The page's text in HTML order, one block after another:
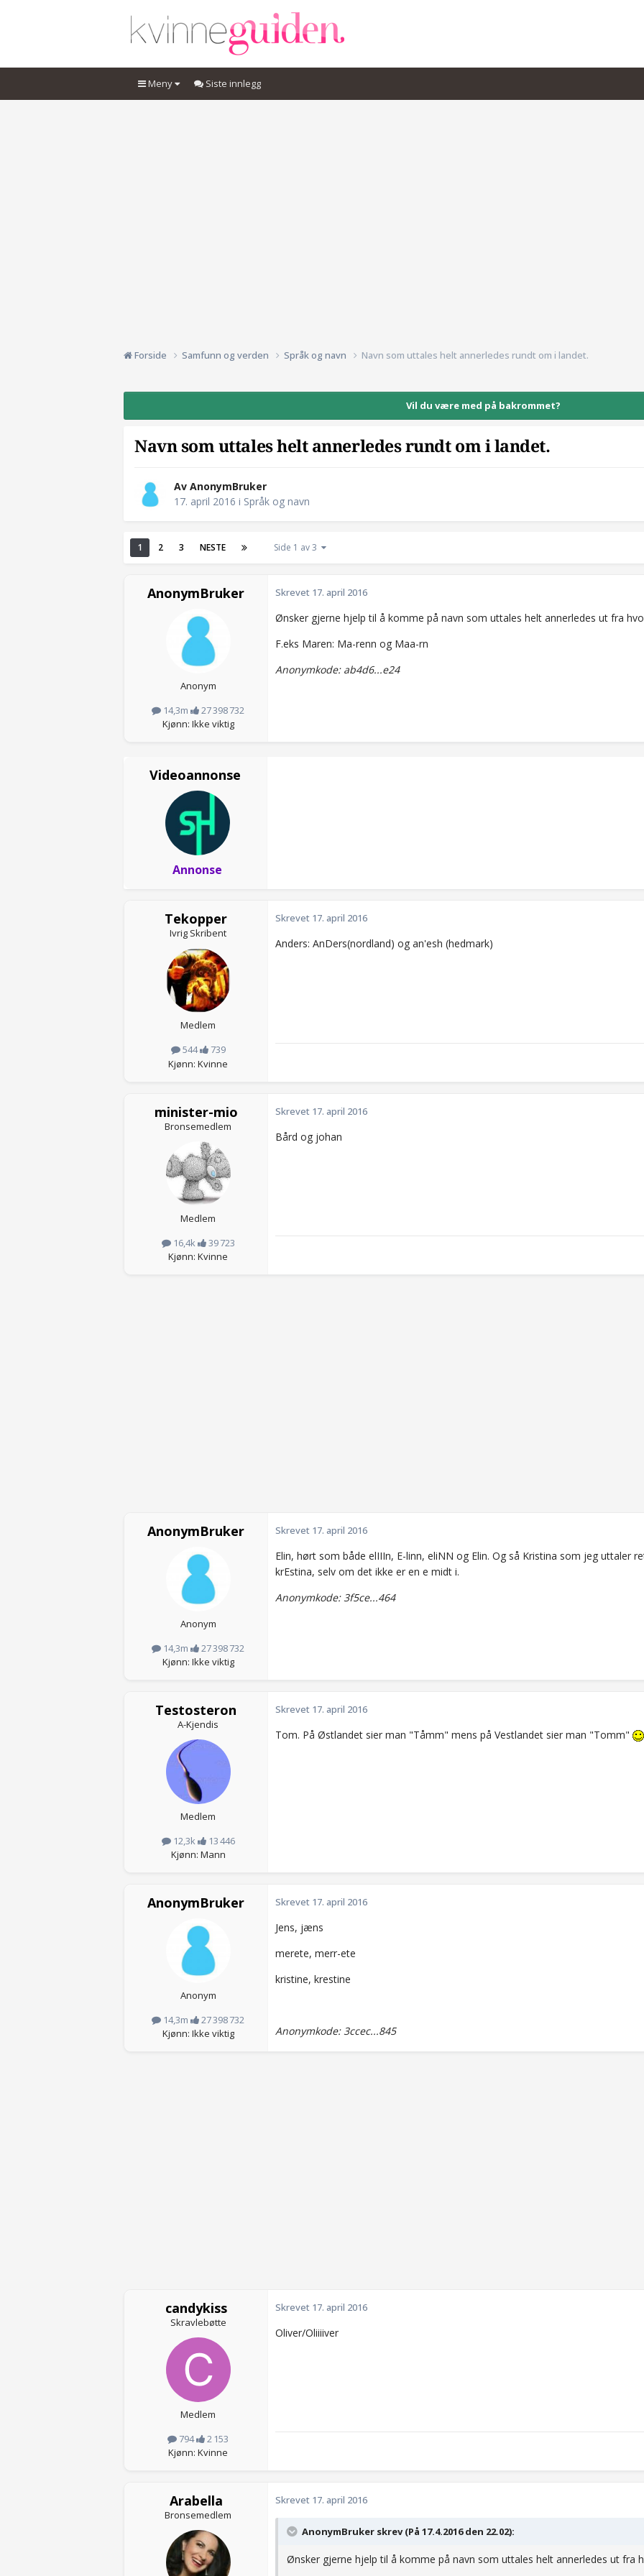
Meny Siste innlegg
Forside Samfunn og verden Språk og navn Navn som uttales helt annerledes rundt om i landet.
Vil du være med på bakrommet?
Navn som uttales helt annerledes rundt om i landet.
Av AnonymBruker
17. april 2016 i Språk og navn
1 2 3 NESTE Side 1 av 3
AnonymBruker
Anonym
14,3m
27 398 732
Kjønn: Ikke viktig
Skrevet 17. april 2016
Ønsker gjerne hjelp til å komme på navn som uttales helt annerledes ut fra
F.eks Maren: Ma-renn og Maa-rn
Anonymkode: ab4d6...e24
Videoannonse
Annonse
Tekopper
Ivrig Skribent
Medlem
544
739
Kjønn: Kvinne
Skrevet 17. april 2016
Anders: AnDers(nordland) og an'esh (hedmark)
minister-mio
Bronsemedlem
Medlem
16,4k
39 723
Kjønn: Kvinne
Skrevet 17. april 2016
Bård og johan
AnonymBruker
Anonym
14,3m
27 398 732
Kjønn: Ikke viktig
Skrevet 17. april 2016
Elin, hørt som både elIIIn, E-linn, eliNN og Elin. Og så Kristina som jeg uttaler
krEstina, selv om det ikke er en e midt i.
Anonymkode: 3f5ce...464
Testosteron
A-Kjendis
Medlem
12,3k
13 446
Kjønn: Mann
Skrevet 17. april 2016
Tom. På Østlandet sier man "Tåmm" mens på Vestlandet sier man "Tomm"
AnonymBruker
Anonym
14,3m
27 398 732
Kjønn: Ikke viktig
Skrevet 17. april 2016
Jens, jæns
merete, merr-ete
kristine, krestine
Anonymkode: 3ccec...845
candykiss
Skravlebøtte
Medlem
794
2 153
Kjønn: Kvinne
Skrevet 17. april 2016
Oliver/Oliiiiver
Arabella
Bronsemedlem
Skrevet 17. april 2016
AnonymBruker skrev (På 17.4.2016 den 22.02):
Ønsker gjerne hjelp til å komme på navn som uttales helt annerledes ut fra